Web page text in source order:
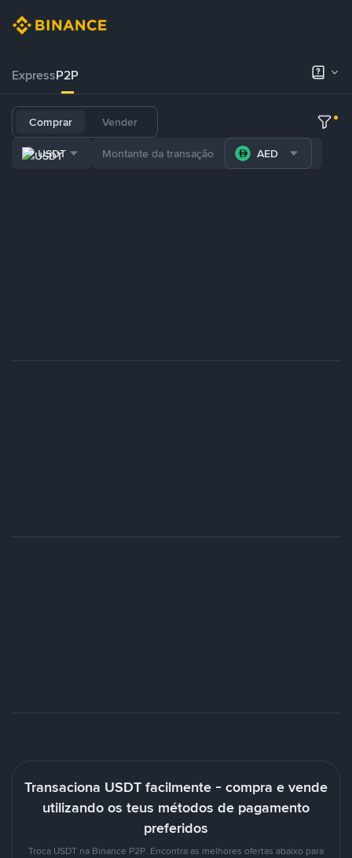
ExpressP2P
Comprar Vender
USDT AED
Transaciona USDT facilmente - compra e vende
utilizando os teus métodos de pagamento
preferidos
Troca USDT na Binance P2P. Encontra as melhores ofertas abaixo para